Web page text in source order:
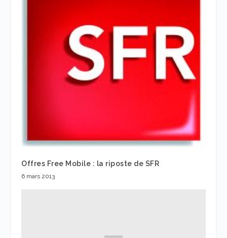
Offres Free Mobile : la riposte de SFR
6 mars 2013